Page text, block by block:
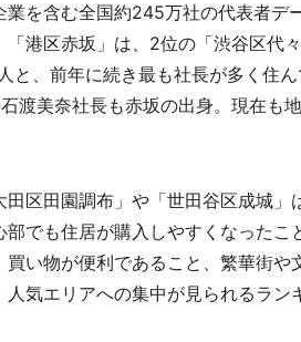
を含む全国約245万社の代表者デ
港区赤坂」は、2位の「渋谷区代々
、前年に続き最も社長が多く住
渡美奈社長も赤坂の出身。現在も
区田園調布」や「世田谷区成城」
でも住居が購入しやすくなったこ
い物が便利であること、繁華街や
気エリアへの集中が見られるラン